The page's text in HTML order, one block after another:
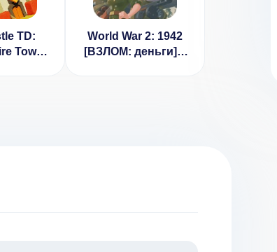
TD:
Tower
World War 2: 1942
[ВЗЛОМ: деньги] v